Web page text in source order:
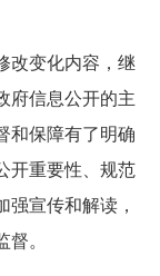
改变化内容，继
府信息公开的主
和保障有了明确
开重要性、规范
宣传和解读，
。